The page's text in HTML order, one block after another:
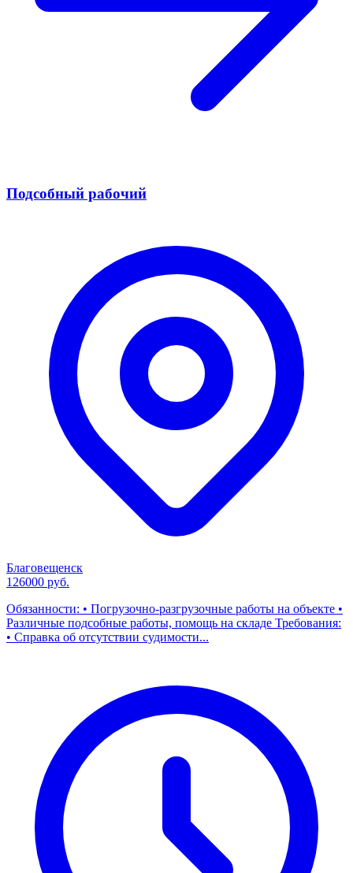
Подсобный рабочий
Благовещенск
126000 руб.
Обязанности: • Погрузочно-разгрузочные работы на объекте •
Различные подсобные работы, помощь на складе Требования:
• Справка об отсутствии судимости...